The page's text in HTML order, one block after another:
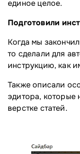
единое целое.
Подготовили
Когда мы
то сделали для
инструкцию, как
Также описали
эдитора, которые
верстке статей.